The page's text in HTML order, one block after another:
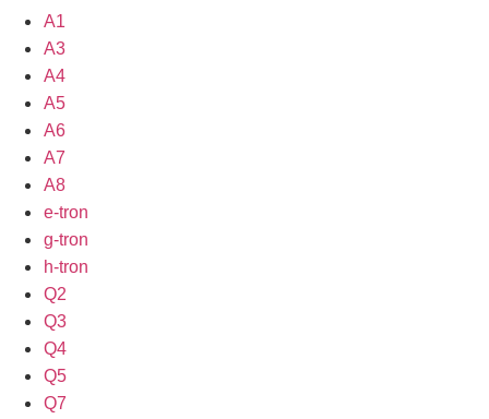
A1
A3
A4
A5
A6
A7
A8
e-tron
g-tron
h-tron
Q2
Q3
Q4
Q5
Q7